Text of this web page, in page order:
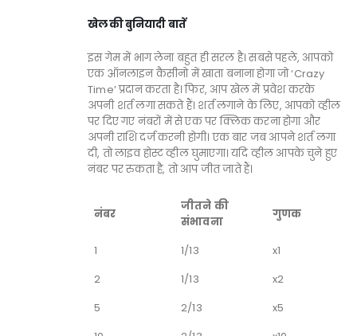
खेल की बुनियादी बातें
इस गेम में भाग लेना बहुत ही सरल है। सबसे पहले, आपको
एक ऑनलाइन कैसीनो में खाता बनाना होगा जो ‘Crazy
Time’ प्रदान करता है। फिर, आप खेल में प्रवेश करके
अपनी शर्त लगा सकते हैं। शर्त लगाने के लिए, आपको व्हील
पर दिए गए नंबरों में से एक पर क्लिक करना होगा और
अपनी राशि दर्ज करनी होगी। एक बार जब आपने शर्त लगा
दी, तो लाइव होस्ट व्हील घुमाएगा। यदि व्हील आपके चुने हुए
नंबर पर रुकता है, तो आप जीत जाते हैं।
नंबर
जीतने की
संभावना
गुणक
1 1/13
x1
2
1/13
x2
5
2/13
x5